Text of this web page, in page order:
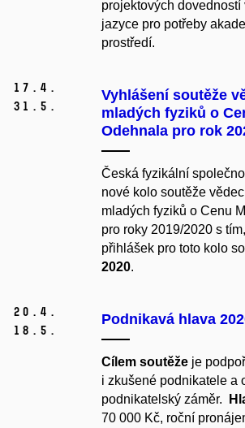
projektových dovedností
jazyce pro potřeby
prostředí.
17. 4.
31. 5.
Vyhlášení soutěže
mladých fyziků o
Odehnala pro rok
Česká fyzikální
nové kolo soutěže
mladých fyziků o Cenu
pro roky 2019/2020 s
přihlášek pro toto kolo
2020.
20. 4.
18. 5.
Podnikavá hlava
Cílem soutěže je
i zkušené podnikatele a
podnikatelský záměr.
70 000 Kč, roční